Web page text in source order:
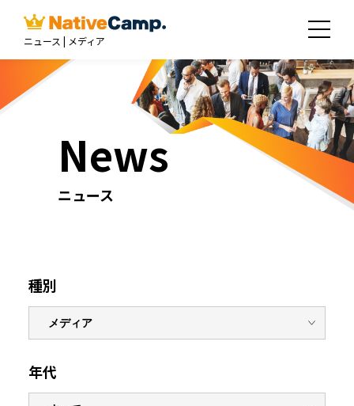
ニュース | メディア
News
ニュース
種別
年代